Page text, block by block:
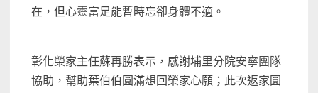
在，但心靈富足能暫時忘卻身體不適。
彰化榮家主任蘇再勝表示，感謝埔里分院安寧團隊
協助，幫助葉伯伯圓滿想回榮家心願；此次返家圓